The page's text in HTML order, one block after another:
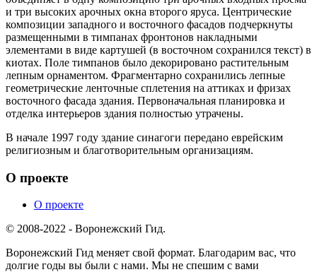
и три высоких арочных окна второго яруса. Центрические
композиции западного и восточного фасадов подчеркнуты
размещенными в тимпанах фронтонов накладными
элементами в виде картушей (в восточном сохранился текст) в
киотах. Поле тимпанов было декорировано растительным
лепным орнаментом. Фрагментарно сохранились лепные
геометрические ленточные сплетения на аттиках и фризах
восточного фасада здания. Первоначальная планировка и
отделка интерьеров здания полностью утрачены.
В начале 1997 году здание синагоги передано еврейским
религиозным и благотворительным организациям.
О проекте
О проекте
© 2008-2022 - Воронежский Гид.
Воронежский Гид меняет свой формат. Благодарим вас, что
долгие годы вы были с нами. Мы не спешим с вами